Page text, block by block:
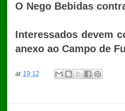
O Nego Bebidas
Interessados devem
anexo ao Campo de
at 19:12